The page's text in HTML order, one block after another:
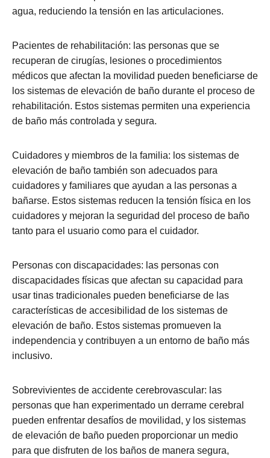
agua, reduciendo la tensión en las articulaciones.
Pacientes de rehabilitación: las personas que se
recuperan de cirugías, lesiones o procedimientos
médicos que afectan la movilidad pueden beneficiarse de
los sistemas de elevación de baño durante el proceso de
rehabilitación. Estos sistemas permiten una experiencia
de baño más controlada y segura.
Cuidadores y miembros de la familia: los sistemas de
elevación de baño también son adecuados para
cuidadores y familiares que ayudan a las personas a
bañarse. Estos sistemas reducen la tensión física en los
cuidadores y mejoran la seguridad del proceso de baño
tanto para el usuario como para el cuidador.
Personas con discapacidades: las personas con
discapacidades físicas que afectan su capacidad para
usar tinas tradicionales pueden beneficiarse de las
características de accesibilidad de los sistemas de
elevación de baño. Estos sistemas promueven la
independencia y contribuyen a un entorno de baño más
inclusivo.
Sobrevivientes de accidente cerebrovascular: las
personas que han experimentado un derrame cerebral
pueden enfrentar desafíos de movilidad, y los sistemas
de elevación de baño pueden proporcionar un medio
para que disfruten de los baños de manera segura,